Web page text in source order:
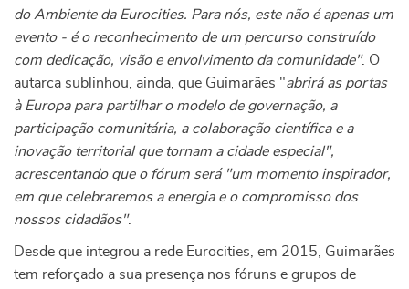
do Ambiente da Eurocities. Para nós, este não é apenas um
evento - é o reconhecimento de um percurso construído
com dedicação, visão e envolvimento da comunidade". O
autarca sublinhou, ainda, que Guimarães "abrirá as portas
à Europa para partilhar o modelo de governação, a
participação comunitária, a colaboração científica e a
inovação territorial que tornam a cidade especial",
acrescentando que o fórum será "um momento inspirador,
em que celebraremos a energia e o compromisso dos
nossos cidadãos".
Desde que integrou a rede Eurocities, em 2015, Guimarães
tem reforçado a sua presença nos fóruns e grupos de